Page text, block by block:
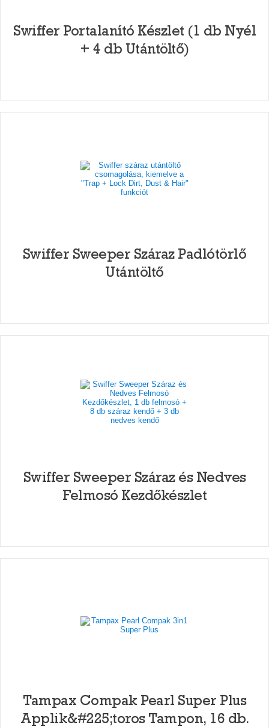
Swiffer Portalanító Készlet (1 db Nyél
+ 4 db Utántöltő)
Swiffer Sweeper Száraz Padlótörlő
Utántöltő
Swiffer Sweeper Száraz és Nedves
Felmosó Kezdőkészlet
Tampax Compak Pearl Super Plus
Applik&#225;toros Tampon, 16 db.